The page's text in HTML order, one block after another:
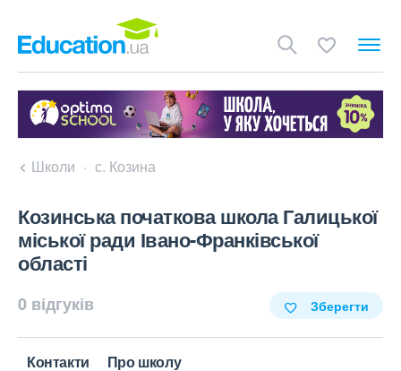
Школи с. Козина
Козинська початкова школа Галицької
міської ради Івано-Франківської
області
0 відгуків Зберегти
Контакти Про школу